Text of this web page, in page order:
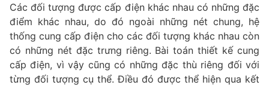
Các đối tượng được cấp điện khác nhau có những đặc
điểm khác nhau, do đó ngoài những nét chung, hệ
thống cung cấp điện cho các đối tượng khác nhau còn
có những nét đặc trưng riêng. Bài toán thiết kế cung
cấp điện, vì vậy cũng có những đặc thù riêng đối với
từng đối tượng cụ thể. Điều đó được thể hiện qua kết